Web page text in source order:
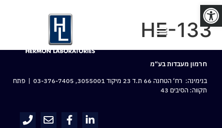
פתח סרגל נגישות
HE-133
חרמון מעבדות בע“מ
בנימינה: רח‘ הטחנה 66 ת.ד 23 מיקוד 3055001,
03-376-7405 | פתח
תקווה: הסיבים 43